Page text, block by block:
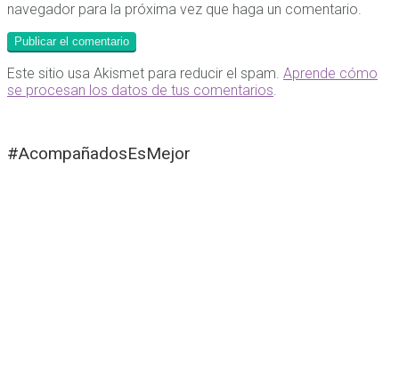
navegador para la próxima vez que haga un comentario.
Este sitio usa Akismet para reducir el spam. Aprende cómo
se procesan los datos de tus comentarios
#AcompañadosEsMejor